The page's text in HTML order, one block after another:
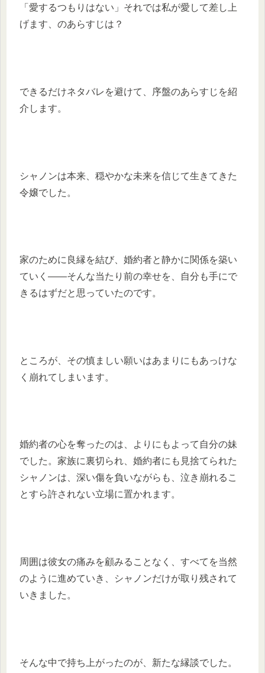
「愛するつもりはない」それでは私が愛して差し上
げます、のあらすじは？
できるだけネタバレを避けて、序盤のあらすじを紹
介します。
シャノンは本来、穏やかな未来を信じて生きてきた
令嬢でした。
家のために良縁を結び、婚約者と静かに関係を築い
ていく――そんな当たり前の幸せを、自分も手にで
きるはずだと思っていたのです。
ところが、その慎ましい願いはあまりにもあっけな
く崩れてしまいます。
婚約者の心を奪ったのは、よりにもよって自分の妹
でした。家族に裏切られ、婚約者にも見捨てられた
シャノンは、深い傷を負いながらも、泣き崩れるこ
とすら許されない立場に置かれます。
周囲は彼女の痛みを顧みることなく、すべてを当然
のように進めていき、シャノンだけが取り残されて
いきました。
そんな中で持ち上がったのが、新たな縁談でした。